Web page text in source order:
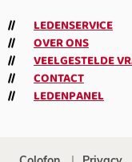
LEDENSERVICE
OVER ONS
VEELGESTELDE
CONTACT
LEDENPANEL